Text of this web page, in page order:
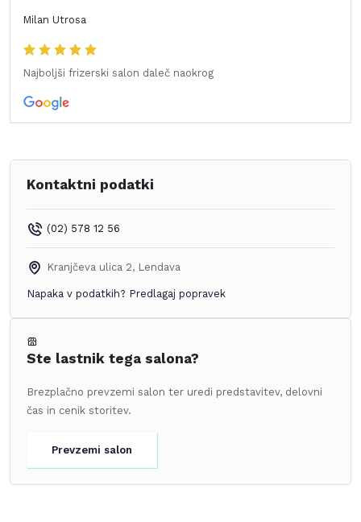
Milan Utrosa
Najboljši frizerski salon daleč naokrog
Kontaktni podatki
(02) 578 12 56
Kranjčeva ulica 2, Lendava
Napaka v podatkih? Predlagaj popravek
Ste lastnik tega salona?
Brezplačno prevzemi salon ter uredi predstavitev, delovni
čas in cenik storitev.
Prevzemi salon